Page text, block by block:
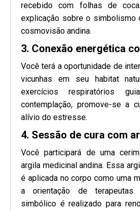
recebido com folhas de
explicação sobre o simbolismo
cosmovisão andina.
3. Conexão energética
Você terá a oportunidade de
vicunhas em seu habitat
exercícios respiratórios
contemplação, promove-se a
alívio do estresse.
4. Sessão de cura com
Você participará de uma
argila medicinal andina. Essa
é aplicada no corpo como uma
a orientação de
simbólico é realizado para